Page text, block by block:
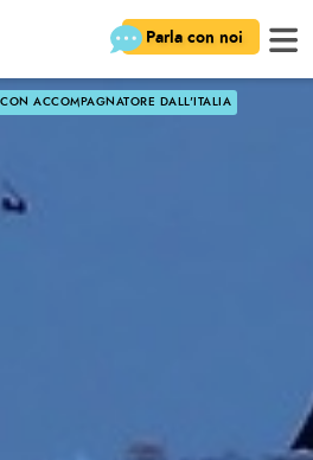
Parla con noi
ACCOMPAGNATORE DALL'ITALIA